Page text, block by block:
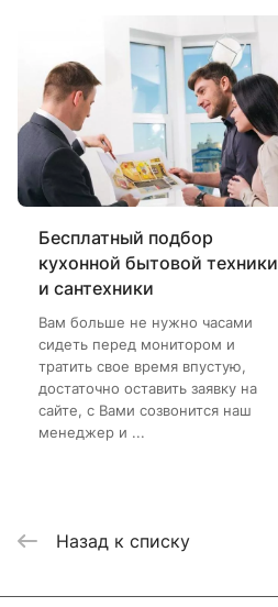
Бесплатный подбор
кухонной бытовой техники
и сантехники
Вам больше не нужно часами
сидеть перед монитором и
тратить свое время впустую,
достаточно оставить заявку на
сайте, с Вами созвонится наш
менеджер и ...
Назад к списку